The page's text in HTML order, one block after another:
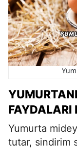
FAYDALARI
Yumurta
tutar, sindirim